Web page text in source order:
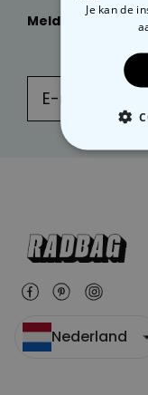
Meld je dan nu
Nederland
Je kan de